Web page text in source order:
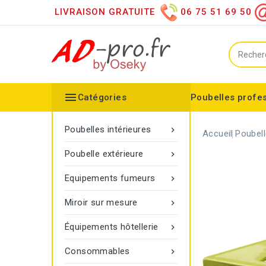
LIVRAISON GRATUITE 06 75 51 69 50
Poubelles
 Catégories

Poubelles intérieures

Poubelle extérieure

Equipements fumeurs

Miroir sur mesure

Équipements hôtellerie

Consommables
Accueil